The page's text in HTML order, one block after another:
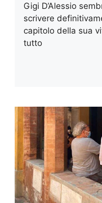
Gigi D’Alessio
scrivere
capitolo della sua
tutto